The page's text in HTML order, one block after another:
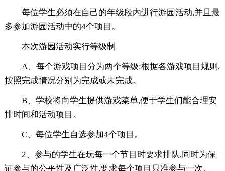
每位学生必须在自己的年级段内进行游园活动,并且最
多参加游园活动中的4个项目。
本次游园活动实行等级制
A、每个游戏项目分为两个等级:根据各游戏项目规则,
按照完成情况分别为完成或未完成。
B、学校将向学生提供游戏菜单,便于学生们能合理安
排时间和活动项目。
C、每位学生自选参加4个项目。
2、参与的学生在玩每一个节目时要求排队,同时为保
证参与的公平性及广泛性,要求每个项目只准参与一次。